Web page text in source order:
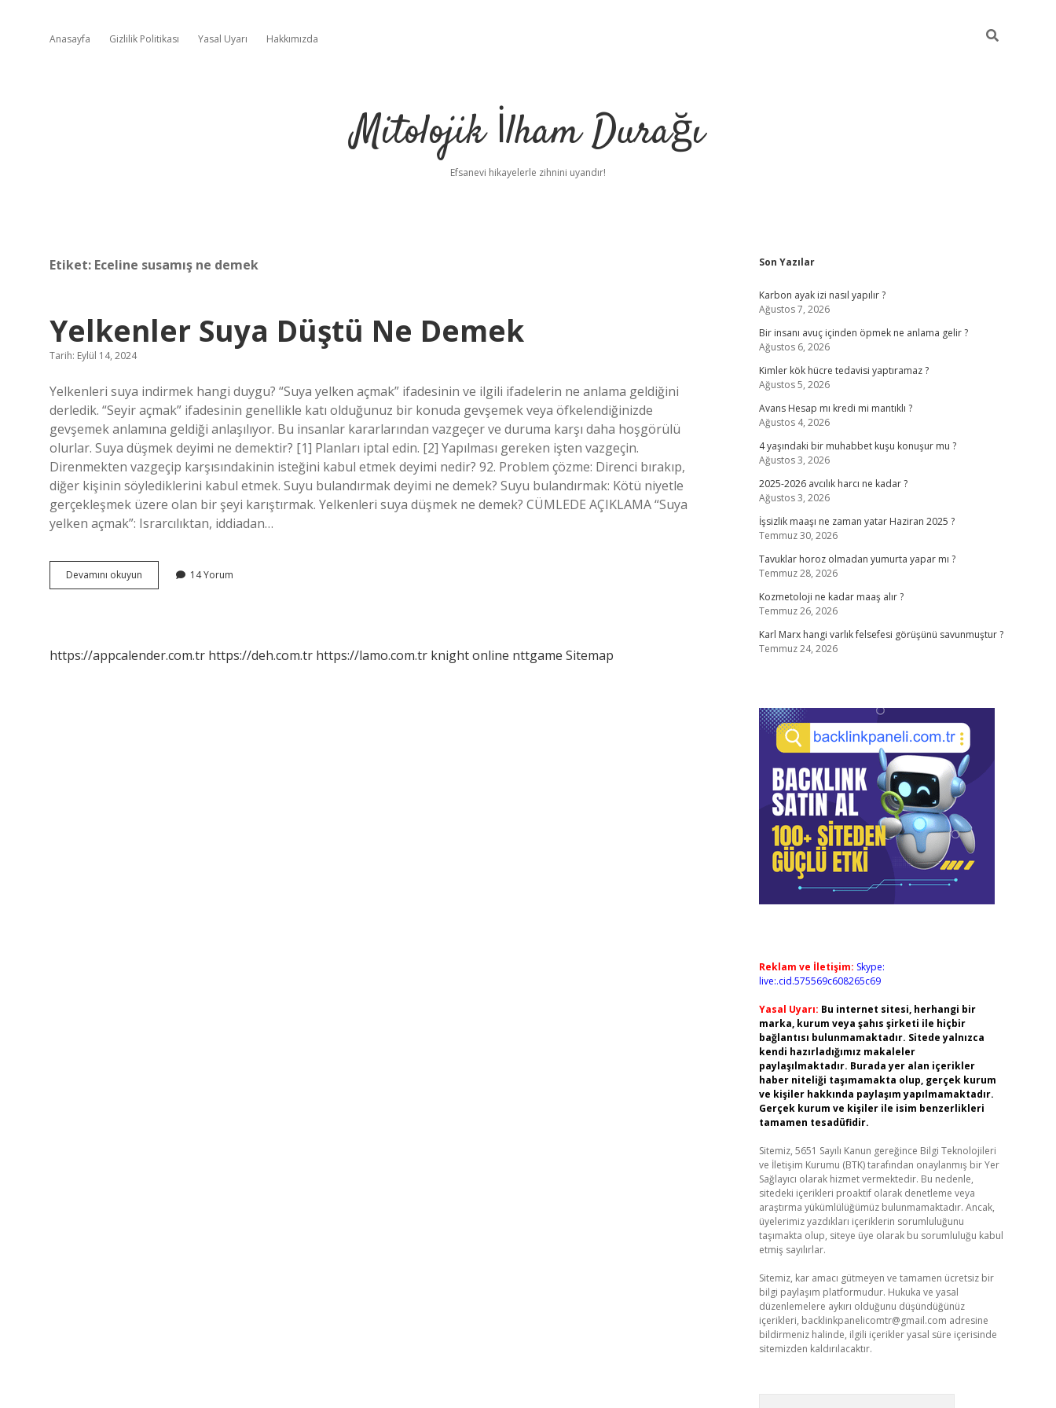
Anasayfa Gizlilik Politikası Yasal Uyarı Hakkımızda
Mitolojik İlham Durağı
Efsanevi hikayelerle zihnini uyandır!
Etiket: Eceline susamış ne demek
Yelkenler Suya Düştü Ne Demek
Tarih: Eylül 14, 2024
Yelkenleri suya indirmek hangi duygu? “Suya yelken açmak” ifadesinin ve ilgili ifadelerin ne anlama geldiğini
derledik. “Seyir açmak” ifadesinin genellikle katı olduğunuz bir konuda gevşemek veya öfkelendiğinizde
gevşemek anlamına geldiği anlaşılıyor. Bu insanlar kararlarından vazgeçer ve duruma karşı daha hoşgörülü
olurlar. Suya düşmek deyimi ne demektir? [1] Planları iptal edin. [2] Yapılması gereken işten vazgeçin.
Direnmekten vazgeçip karşısındakinin isteğini kabul etmek deyimi nedir? 92. Problem çözme: Direnci bırakıp,
diğer kişinin söylediklerini kabul etmek. Suyu bulandırmak deyimi ne demek? Suyu bulandırmak: Kötü niyetle
gerçekleşmek üzere olan bir şeyi karıştırmak. Yelkenleri suya düşmek ne demek? CÜMLEDE AÇIKLAMA “Suya
yelken açmak”: Israrcılıktan, iddiadan…
Devamını okuyun Yelkenler
Suya
14 Yorum
https://appcalender.com.tr https://deh.com.tr https://lamo.com.tr knight online nttgame Sitemap
Sidebar
Son Yazılar
Karbon ayak izi nasıl yapılır ?
Ağustos 7, 2026
Bir insanı avuç içinden öpmek ne anlama gelir ?
Ağustos 6, 2026
Kimler kök hücre tedavisi yaptıramaz ?
Ağustos 5, 2026
Avans Hesap mı kredi mi mantıklı ?
Ağustos 4, 2026
4 yaşındaki bir muhabbet kuşu konuşur mu ?
Ağustos 3, 2026
2025-2026 avcılık harcı ne kadar ?
Ağustos 3, 2026
İşsizlik maaşı ne zaman yatar Haziran 2025 ?
Temmuz 30, 2026
Tavuklar horoz olmadan yumurta yapar mı ?
Temmuz 28, 2026
Kozmetoloji ne kadar maaş alır ?
Temmuz 26, 2026
Karl Marx hangi varlık felsefesi görüşünü savunmuştur ?
Temmuz 24, 2026
Reklam ve İletişim: Skype:
live:.cid.575569c608265c69
Yasal Uyarı: Bu internet sitesi, herhangi bir
marka, kurum veya şahıs şirketi ile hiçbir
bağlantısı bulunmamaktadır. Sitede yalnızca
kendi hazırladığımız makaleler
paylaşılmaktadır. Burada yer alan içerikler
haber niteliği taşımamakta olup, gerçek kurum
ve kişiler hakkında paylaşım yapılmamaktadır.
Gerçek kurum ve kişiler ile isim benzerlikleri
tamamen tesadüfidir.
Sitemiz, 5651 Sayılı Kanun gereğince Bilgi Teknolojileri
ve İletişim Kurumu (BTK) tarafından onaylanmış bir Yer
Sağlayıcı olarak hizmet vermektedir. Bu nedenle,
sitedeki içerikleri proaktif olarak denetleme veya
araştırma yükümlülüğümüz bulunmamaktadır. Ancak,
üyelerimiz yazdıkları içeriklerin sorumluluğunu
taşımakta olup, siteye üye olarak bu sorumluluğu kabul
etmiş sayılırlar.
Sitemiz, kar amacı gütmeyen ve tamamen ücretsiz bir
bilgi paylaşım platformudur. Hukuka ve yasal
düzenlemelere aykırı olduğunu düşündüğünüz
içerikleri, backlinkpanelicomtr@gmail.com adresine
bildirmeniz halinde, ilgili içerikler yasal süre içerisinde
sitemizden kaldırılacaktır.